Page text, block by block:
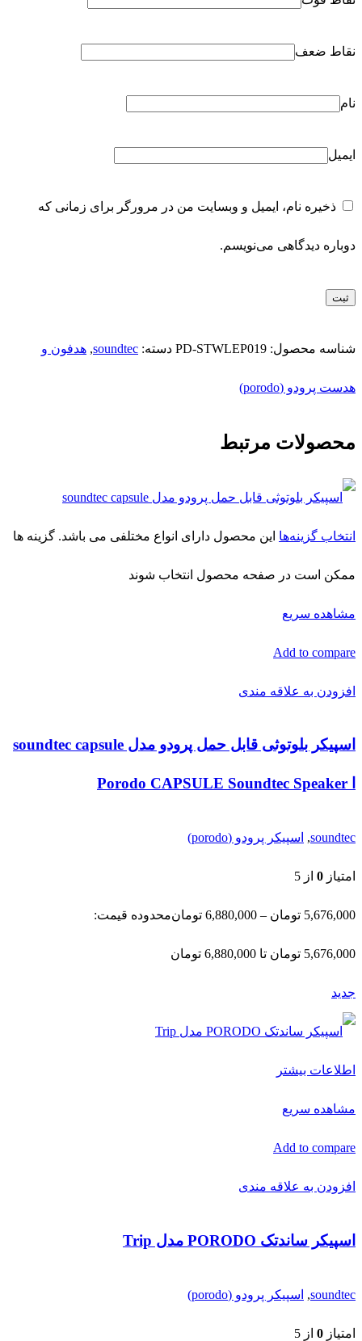
نقاط ضعف
نام
ایمیل
ذخیره نام، ایمیل و وبسایت من در مرورگر برای زمانی که
دوباره دیدگاهی می‌نویسم.
شناسه محصول: PD-STWLEP019 دسته: soundtec
, هدفون و
هدست پرودو (porodo)
محصولات مرتبط
انتخاب گزینه‌ها این محصول دارای انواع مختلفی می باشد. گزینه ها
ممکن است در صفحه محصول انتخاب شوند
مشاهده سریع
Add to compare
افزودن به علاقه مندی
اسپیکر بلوتوثی قابل حمل پرودو مدل soundtec capsule
soundtec
, اسپیکر پرودو (porodo)
امتیاز 0 از 5
5,676,000 تومان –
6,880,000 تومانمحدوده قیمت:
5,676,000 تومان تا 6,880,000 تومان
جدید
اطلاعات بیشتر
مشاهده سریع
Add to compare
افزودن به علاقه مندی
اسپیکر ساندتک PORODO مدل Trip
soundtec
, اسپیکر پرودو (porodo)
امتیاز 0 از 5